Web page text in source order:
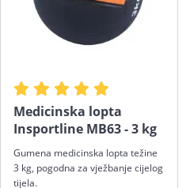
Medicinska lopta
Insportline MB63 - 3 kg
Gumena medicinska lopta težine
3 kg, pogodna za vježbanje cijelog
tijela.